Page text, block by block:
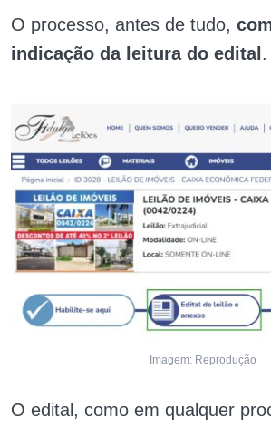
O processo, antes de tudo,
indicação da leitura do edital .
Imagem: Reprodução
O edital, como em qualquer